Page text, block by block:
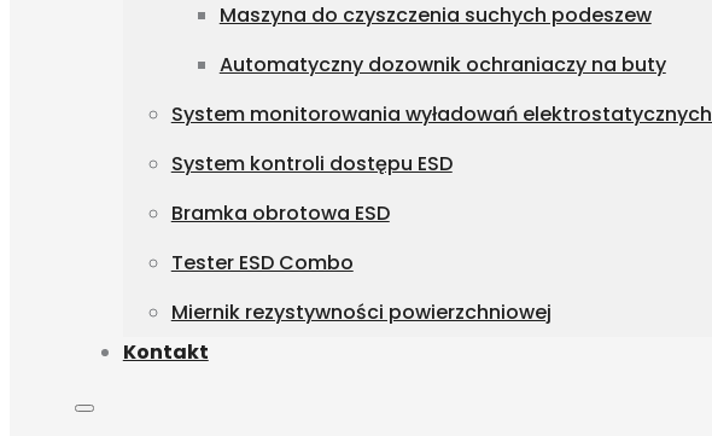
Maszyna do czyszczenia suchych podeszew
Automatyczny dozownik ochraniaczy na buty
System monitorowania wyładowań elektrostatycznych
System kontroli dostępu ESD
Bramka obrotowa ESD
Tester ESD Combo
Miernik rezystywności powierzchniowej
Kontakt